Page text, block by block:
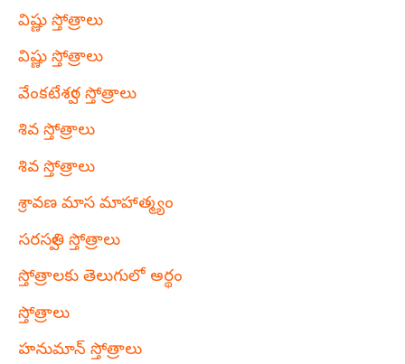
విష్ణు స్తోత్రాలు
విష్ణు స్తోత్రాలు
వేంకటేశ్వర స్తోత్రాలు
శివ స్తోత్రాలు
శివ స్తోత్రాలు
శ్రావణ మాస మాహాత్మ్యం
సరస్వతి స్తోత్రాలు
స్తోత్రాలకు తెలుగులో అర్థం
స్తోత్రాలు
హనుమాన్ స్తోత్రాలు